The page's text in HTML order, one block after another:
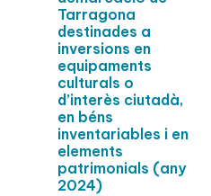
Tarragona
destinades a
inversions en
equipaments
culturals o
d’interès ciutadà,
en béns
inventariables i en
elements
patrimonials (any
2024)